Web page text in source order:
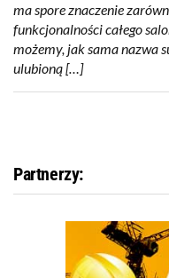
ma spore znaczenie
funkcjonalności całego
możemy, jak sama nazwa
ulubioną […]
Partnerzy: